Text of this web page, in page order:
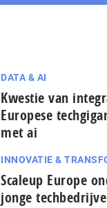
DATA & AI
Kwestie van
Europese
met ai
INNOVATIE &
Scaleup Europe
jonge